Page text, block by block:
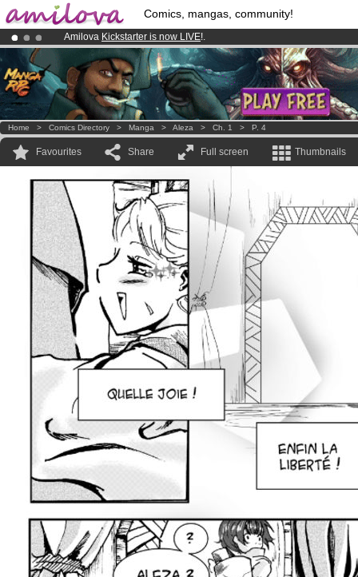
Comics, mangas, community!
Amilova Kickstarter is now LIVE!.
Premium membership from3.95 eurosper month !Get membership
Already 134393membersand 1208 comics & mangas!.
Home > Comics Directory > Manga > Aleza > Ch. 1 > P. 4
Favourites Share Full screen Thumbnails